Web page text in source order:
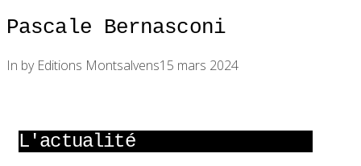
Pascale Bernasconi
In by Editions Montsalvens15 mars 2024
L'actualité